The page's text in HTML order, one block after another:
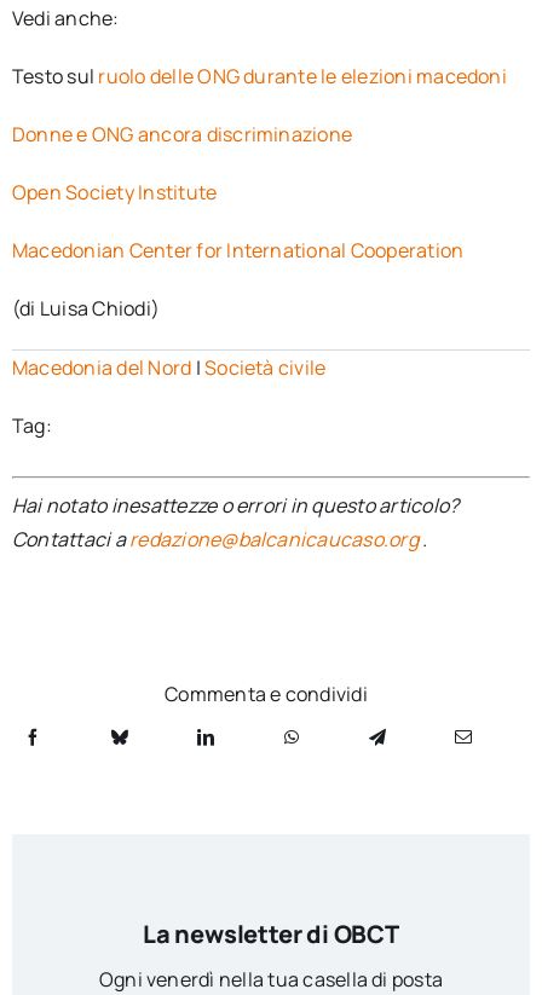
Vedi anche:
Testo sul ruolo delle ONG durante le elezioni macedoni
Donne e ONG ancora discriminazione
Open Society Institute
Macedonian Center for International Cooperation
(di Luisa Chiodi)
Macedonia del Nord |Società civile
Tag:
Hai notato inesattezze o errori in questo articolo?
Contattaci aredazione@balcanicaucaso.org.
Commenta e condividi
La newsletter di OBCT
Ogni venerdì nella tua casella di posta